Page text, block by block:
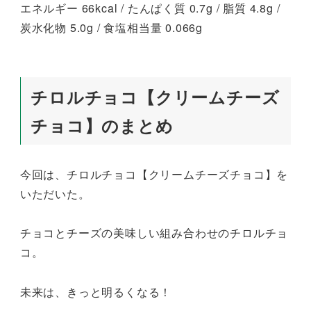
エネルギー 66kcal / たんぱく質 0.7g / 脂質 4.8g /
炭水化物 5.0g / 食塩相当量 0.066g
チロルチョコ【クリームチーズ
チョコ】のまとめ
今回は、チロルチョコ【クリームチーズチョコ】を
いただいた。
チョコとチーズの美味しい組み合わせのチロルチョ
コ。
未来は、きっと明るくなる！